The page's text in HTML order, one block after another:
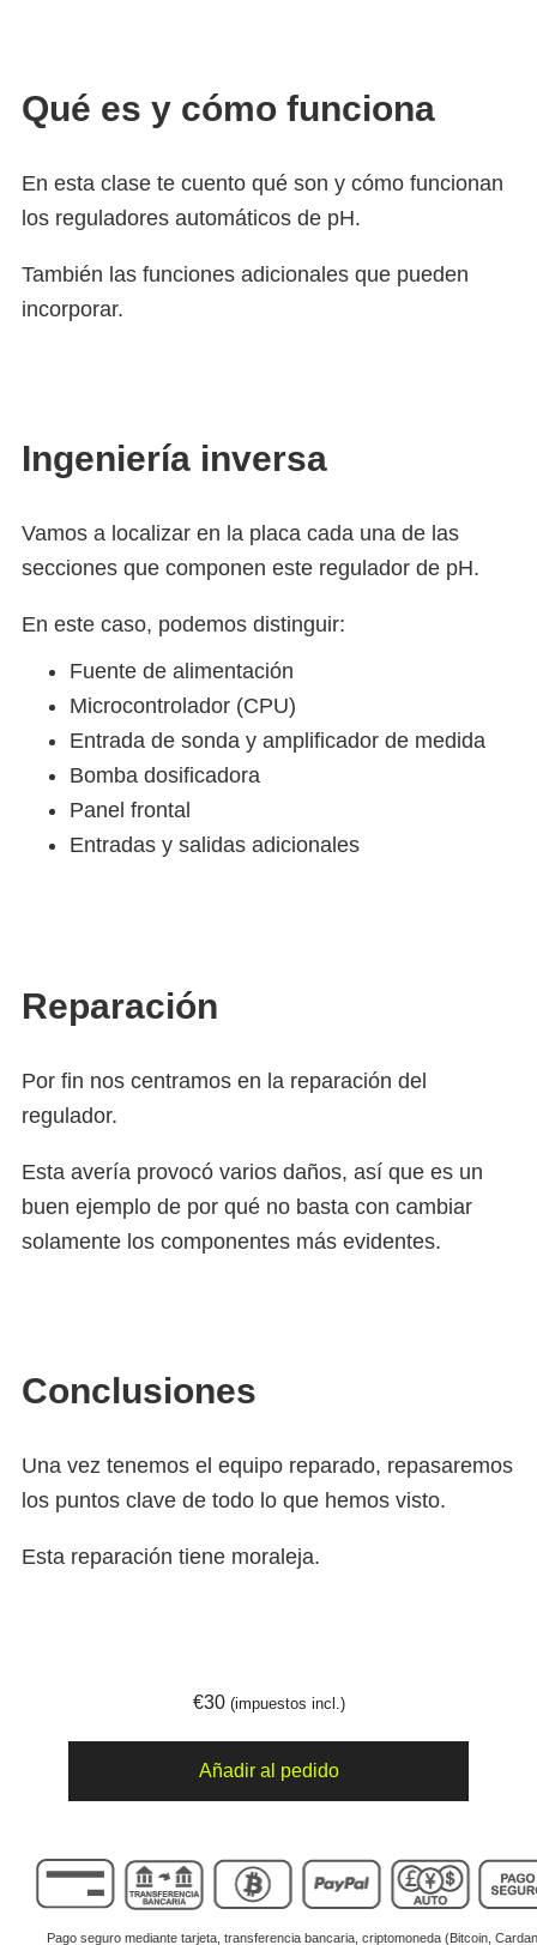
Qué es y cómo funciona
En esta clase te cuento qué son y cómo funcionan
los reguladores automáticos de pH.
También las funciones adicionales que pueden
incorporar.
Ingeniería inversa
Vamos a localizar en la placa cada una de las
secciones que componen este regulador de pH.
En este caso, podemos distinguir:
Fuente de alimentación
Microcontrolador (CPU)
Entrada de sonda y amplificador de medida
Bomba dosificadora
Panel frontal
Entradas y salidas adicionales
Reparación
Por fin nos centramos en la reparación del
regulador.
Esta avería provocó varios daños, así que es un
buen ejemplo de por qué no basta con cambiar
solamente los componentes más evidentes.
Conclusiones
Una vez tenemos el equipo reparado, repasaremos
los puntos clave de todo lo que hemos visto.
Esta reparación tiene moraleja.
€30 (impuestos incl.)
Cómo
de
un
regulador
Añadir al pedido